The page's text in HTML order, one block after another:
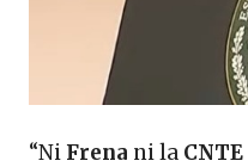
“Ni Frena ni la CNTE